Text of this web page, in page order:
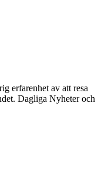
erfarenhet av att resa
Dagliga Nyheter och